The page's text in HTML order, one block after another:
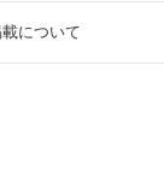
について